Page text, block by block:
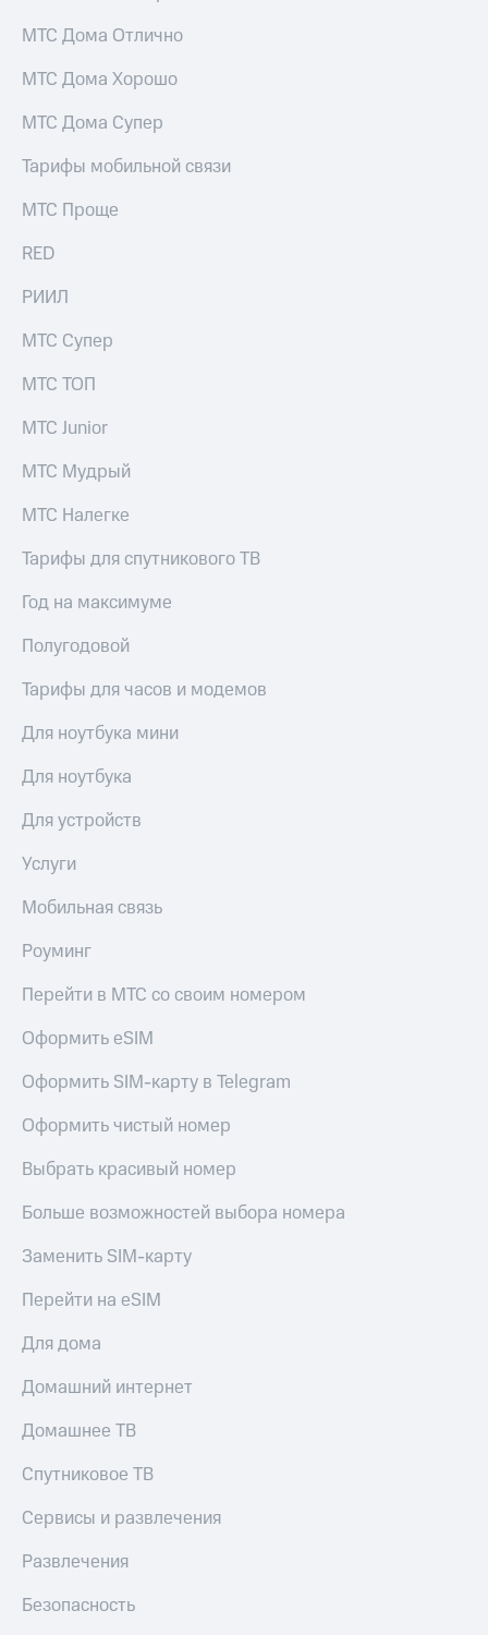
МТС Дома Отлично
МТС Дома Хорошо
МТС Дома Супер
Тарифы мобильной связи
МТС Проще
RED
РИИЛ
МТС Супер
МТС ТОП
МТС Junior
МТС Мудрый
МТС Налегке
Тарифы для спутникового ТВ
Год на максимуме
Полугодовой
Тарифы для часов и модемов
Для ноутбука мини
Для ноутбука
Для устройств
Услуги
Мобильная связь
Роуминг
Перейти в МТС со своим номером
Оформить eSIM
Оформить SIM-карту в Telegram
Оформить чистый номер
Выбрать красивый номер
Больше возможностей выбора номера
Заменить SIM-карту
Перейти на eSIM
Для дома
Домашний интернет
Домашнее ТВ
Спутниковое ТВ
Сервисы и развлечения
Развлечения
Безопасность